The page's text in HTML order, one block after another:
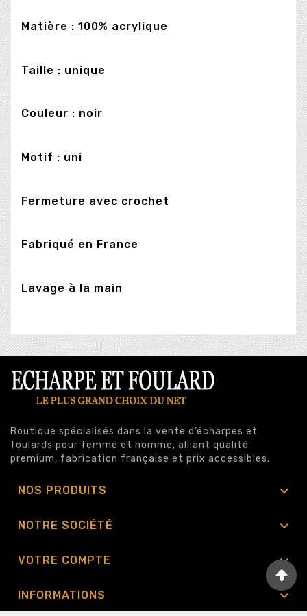
Matière : 100% acrylique
Taille : unique
Couleur : noir
Motif : uni
Fermeture avec crochet
Fabriqué en France
Lavage à la main
Boutique spécialisés dans la vente d’écharpes et
foulards pour femme et homme, alliant qualité
premium, fabrication française et prix accessibles.
NOS PRODUITS 
NOTRE SOCIÉTÉ 
VOTRE COMPTE 
INFORMATIONS 